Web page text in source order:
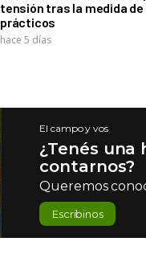
tensión tras la medida
prácticos
hace 5 días
El campo y vos
¿Tenés una
contarnos?
Queremos
Escribinos